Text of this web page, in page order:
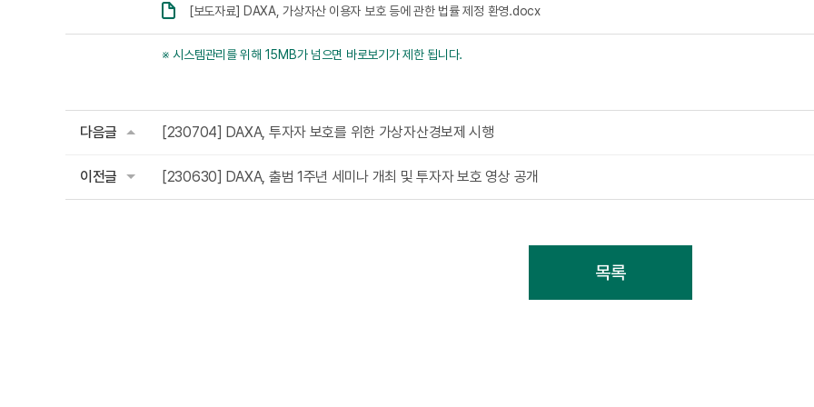
[보도자료] DAXA, 가상자산 이용자 보호 등에 관한 법률 제정 환영.docx
※ 시스템관리를 위해 15MB가 넘으면 바로보기가 제한 됩니다.
다음글 [230704] DAXA, 투자자 보호를 위한 가상자산경보제 시행
이전글 [230630] DAXA, 출범 1주년 세미나 개최 및 투자자 보호 영상 공개
목록